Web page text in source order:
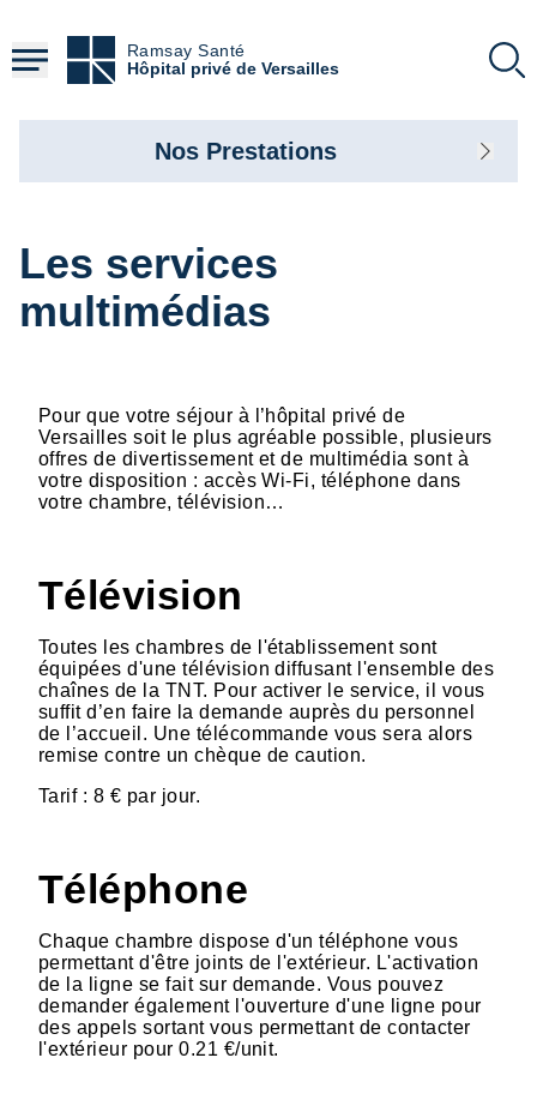
contenu
principal
Ramsay Santé
Hôpital privé de Versailles
Les services
multimédias
Pour que votre séjour à l’hôpital privé de
Versailles soit le plus agréable possible, plusieurs
offres de divertissement et de multimédia sont à
votre disposition : accès Wi-Fi, téléphone dans
votre chambre, télévision…
Télévision
Toutes les chambres de l'établissement sont
équipées d'une télévision diffusant l'ensemble des
chaînes de la TNT. Pour activer le service, il vous
suffit d’en faire la demande auprès du personnel
de l’accueil. Une télécommande vous sera alors
remise contre un chèque de caution.
Tarif : 8 € par jour.
Téléphone
Chaque chambre dispose d'un téléphone vous
permettant d'être joints de l'extérieur. L'activation
de la ligne se fait sur demande. Vous pouvez
demander également l'ouverture d'une ligne pour
des appels sortant vous permettant de contacter
l'extérieur pour 0.21 €/unit.
Nos Prestations